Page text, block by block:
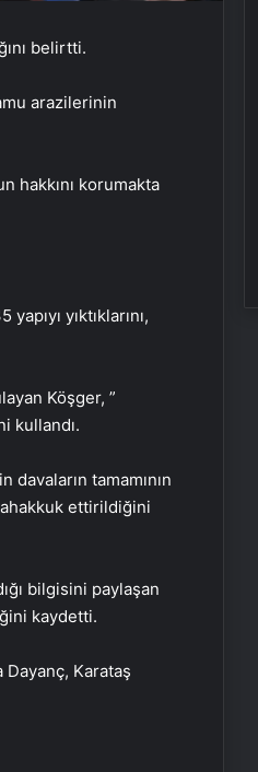
belirtti.
arazilerinin
hakkını korumakta
yıktıklarını,
Köşger, ”
kullandı.
tamamının
ettirildiğini
bilgisini paylaşan
kaydetti.
Dayanç, Karataş
Kaza: 4 Yaralı